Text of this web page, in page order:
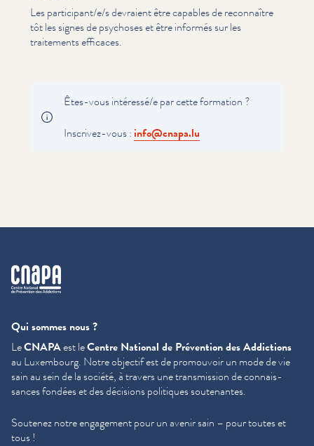
Les participant/​e/​s devraient être capables de reconnaître
tôt les signes de psychoses et être informés sur les
traitements efficaces.
Êtes-vous intéressé/​e par cette formation ?
Inscrivez-vous : info@​cnapa.​lu
cnapa
Qui sommes nous ?
LeCNAPAest leCentre National de Prévention des Addictions
au Luxembourg. Notre objectif est de promouvoir un mode de vie
sain au sein de la société, à travers une trans­mis­sion de con­nais­
sances fondées et des décisions politiques soutenantes.
Soutenez notre engagement pour un avenir sain – pour toutes et
tous !